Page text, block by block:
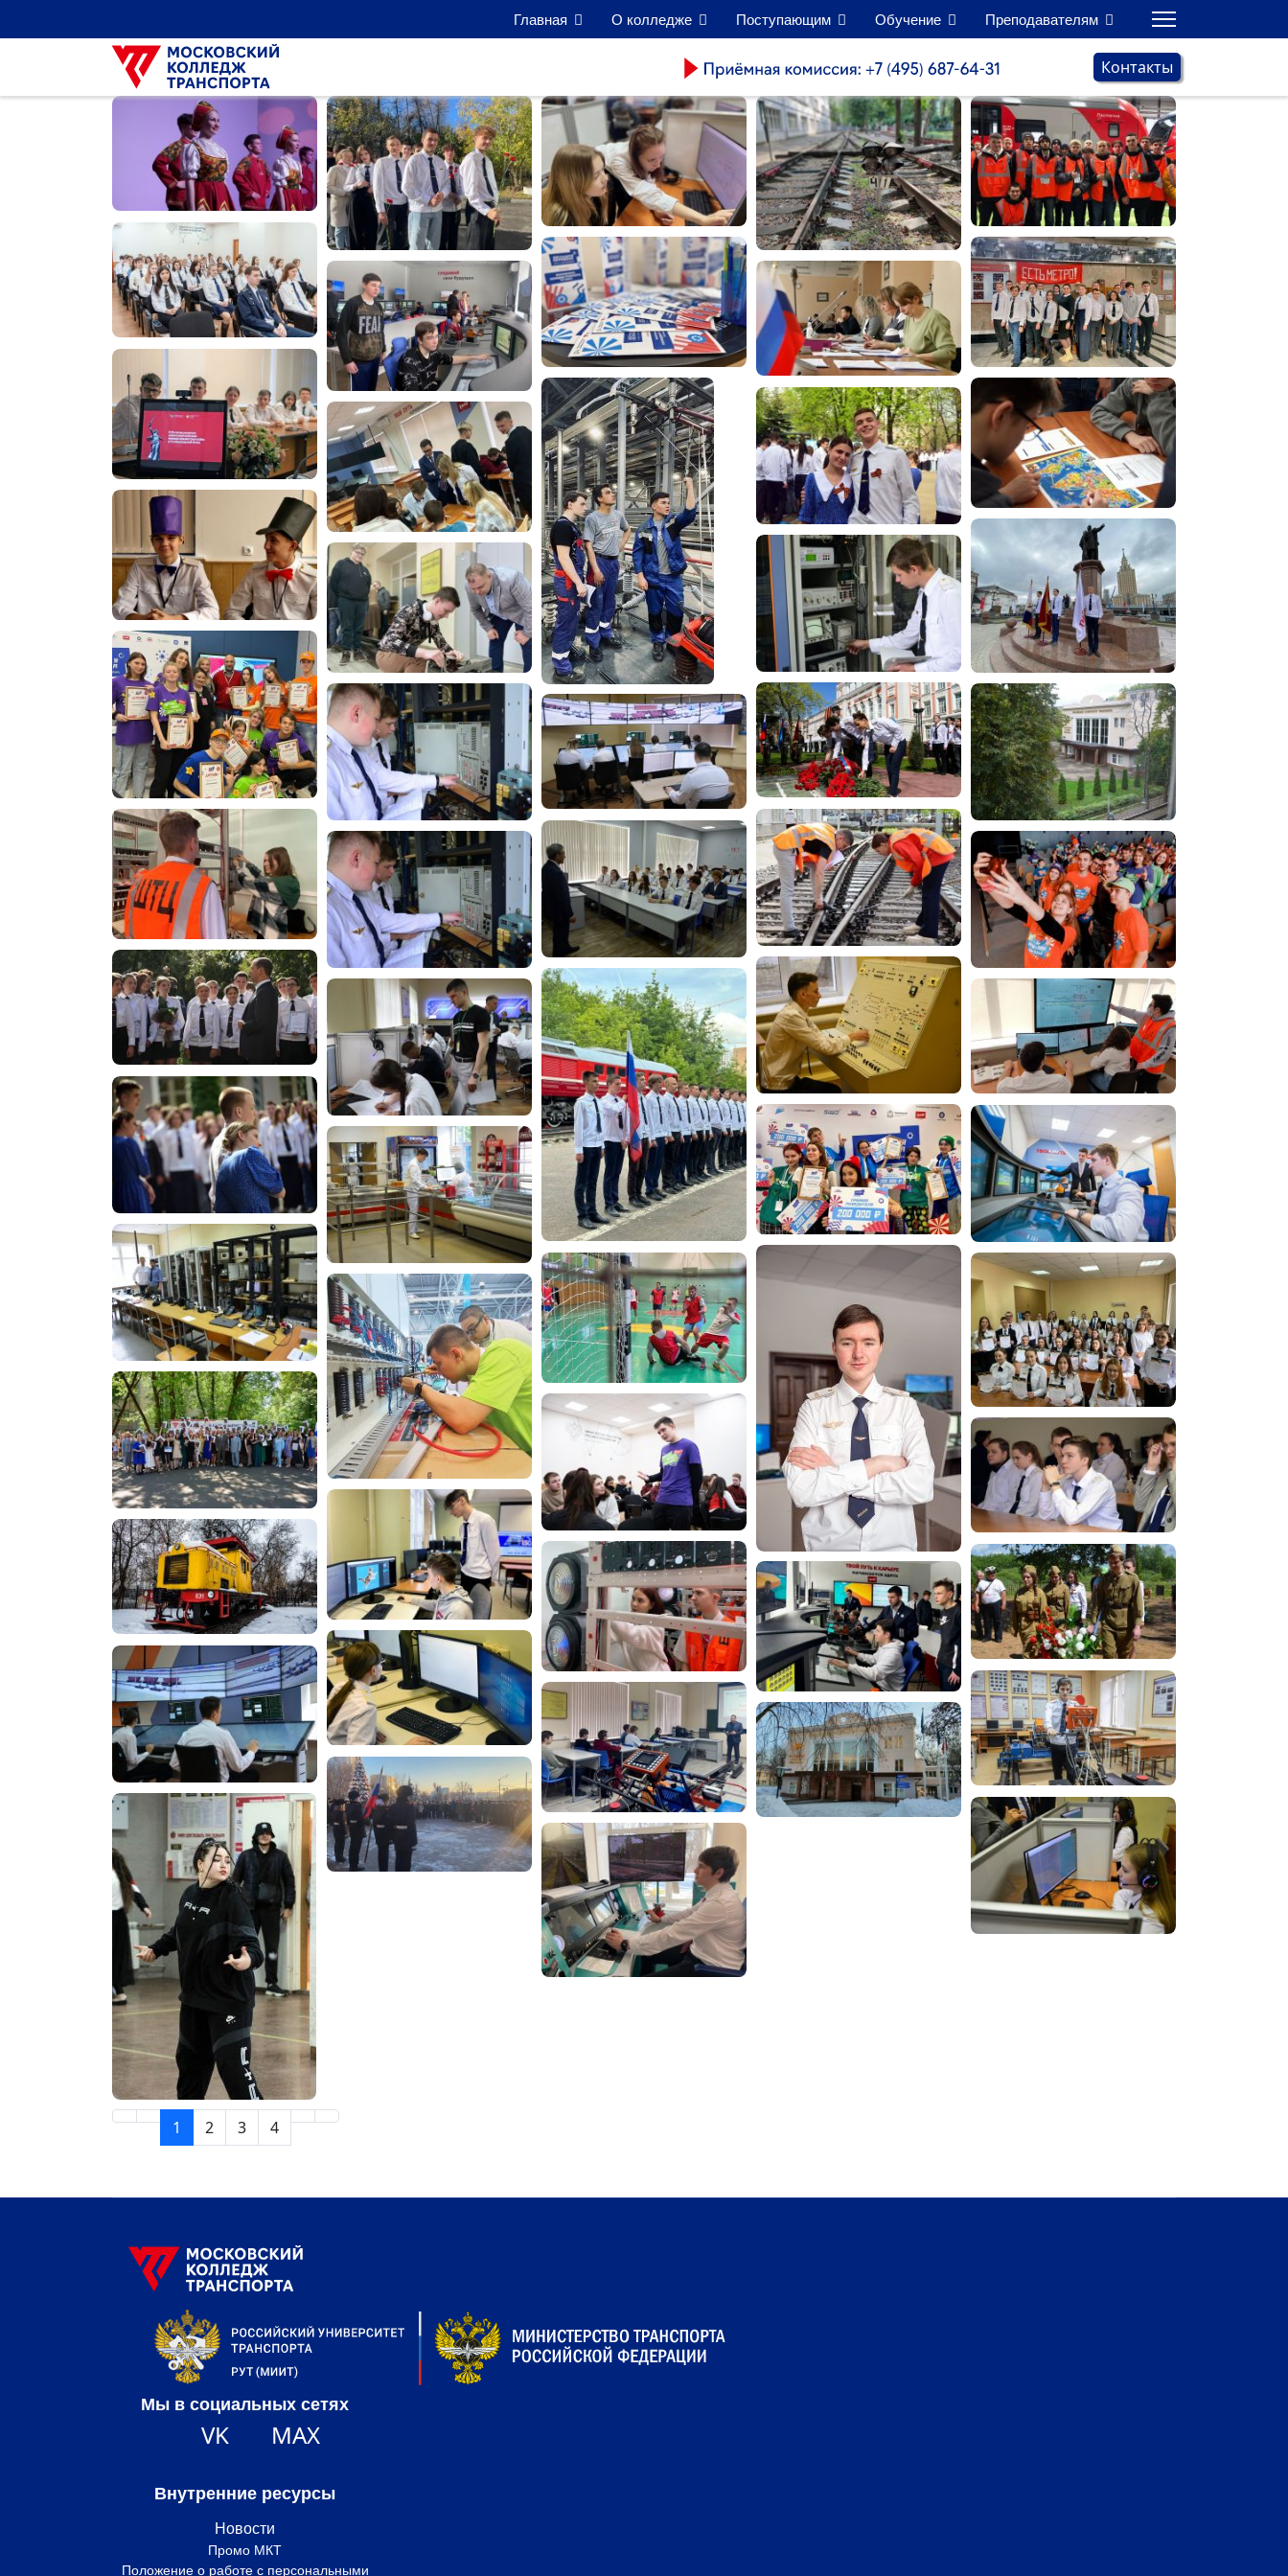
Главная О колледже Поступающим Обучение Преподавателям
Контакты
1 2 3 4
Мы в социальных сетях
VK MAX
Внутренние ресурсы
Новости
Промо МКТ
Положение о работе с персональными